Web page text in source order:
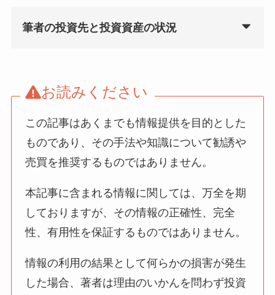
筆者の投資先と投資資産の状況
お読みください
この記事はあくまでも情報提供を目的とした
ものであり、その手法や知識について勧誘や
売買を推奨するものではありません。
本記事に含まれる情報に関しては、万全を期
しておりますが、その情報の正確性、完全
性、有用性を保証するものではありません。
情報の利用の結果として何らかの損害が発生
した場合、著者は理由のいかんを問わず投資